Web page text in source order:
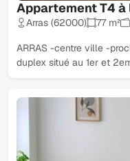
Appartement T4 à
Arras (62000) 77 m²
ARRAS -centre ville -
duplex situé au 1er et